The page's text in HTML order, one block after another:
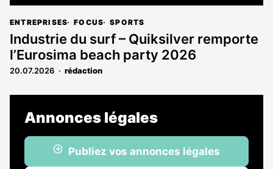
ENTREPRISES FOCUS SPORTS
Industrie du surf – Quiksilver remporte
l’Eurosima beach party 2026
20.07.2026 rédaction
Annonces légales
Publiez vos annonces légales